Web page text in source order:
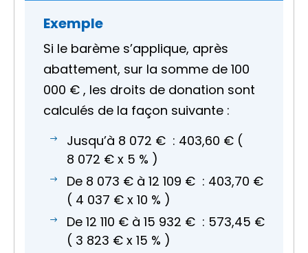
Exemple
Si le barème s’applique, après
abattement, sur la somme de 100
000 € , les droits de donation sont
calculés de la façon suivante :
Jusqu’à 8 072 € : 403,60 € (
8 072 € x 5 % )
De 8 073 € à 12 109 € : 403,70 €
( 4 037 € x 10 % )
De 12 110 € à 15 932 € : 573,45 €
( 3 823 € x 15 % )